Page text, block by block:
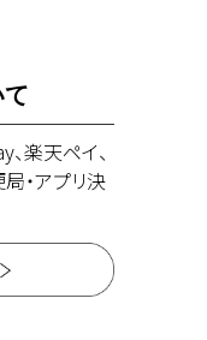
、楽天ペイ、
・アプリ決